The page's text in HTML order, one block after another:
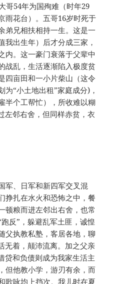
哥54年为国殉难（时年29
雨花台）。五哥16岁时死于
弟兄相扶相持一生。这是一
我出生年）后才分成三家，
内。这一豪门衰落于父辈中
战乱，生活逐渐陷入极度贫
四亩田和一小片柴山（这令
“小土地出租”家庭成分)，
半个工帮忙），所收难以糊
左邻右舍，但同样赤贫，衣
军、日军和新四军交叉混
挣扎在水火和恐怖之中，餐
顿粮而进左邻出右舍，也常
反”，躲避乱军土匪，诚惶
父执教私塾，客居各地，聊
无着，颠沛流离。加之父亲
贷和负债则成为我家生活主
但他教小学，游刃有余，而
歌咏均上挡次。我儿时在夏